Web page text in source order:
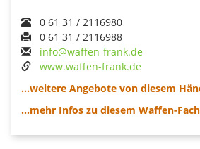
0 61 31 / 2116980
0 61 31 / 2116988
info@waffen-frank.de
www.waffen-frank.de
...weitere Angebote von diesem
...mehr Infos zu diesem Waffen-